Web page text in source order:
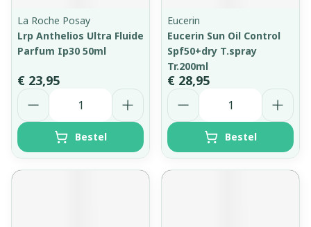
La Roche Posay
Lrp Anthelios Ultra Fluide
Parfum Ip30 50ml
€ 23,95
Aantal
Bestel
Eucerin
Eucerin Sun Oil Control
Spf50+dry T.spray
Tr.200ml
€ 28,95
Aantal
Bestel